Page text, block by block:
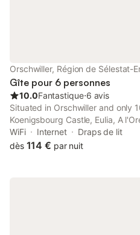
Orschwiller, Région de Sélestat-
Gîte pour 6 personnes
10.0Fantastique⋅6 avis
Situated in Orschwiller and only
Koenigsbourg Castle, Eulia, A
accommodation with city views,
parking.
WiFi Internet
Draps de lit
dès 114 € par nuit